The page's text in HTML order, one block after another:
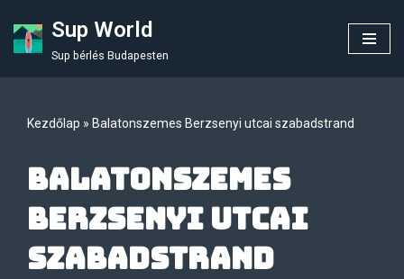
Skip
Sup World
Sup bérlés Budapesten
Kezdőlap » Balatonszemes Berzsenyi utcai szabadstrand
Balatonszemes
Berzsenyi utcai
szabadstrand